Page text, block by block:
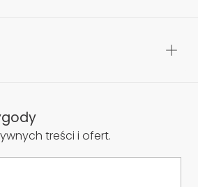
treści i ofert.